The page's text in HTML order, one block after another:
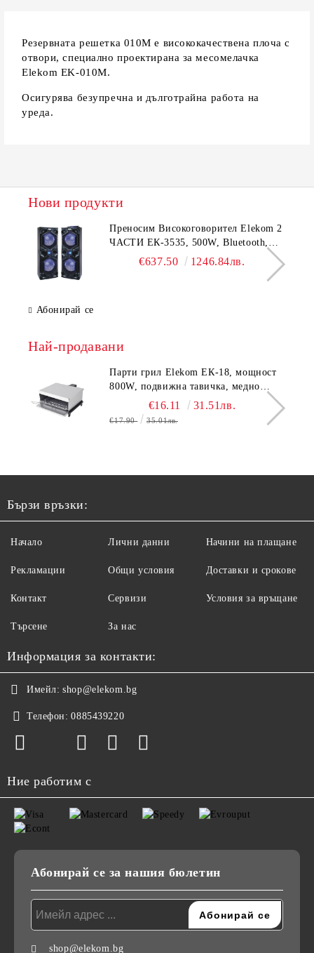
Резервната решетка 010M е висококачествена плоча с
отвори, специално проектирана за месомелачка
Elekom EK-010M.
Осигурява безупречна и дълготрайна работа на
уреда.
Нови продукти
Преносим Високоговорител Elekom 2
ЧАСТИ ЕК-3535, 500W, Bluetooth,
Bluetooth, USB, Караоке, 2
€637.50 1246.84лв.
Абонирай се
Най-продавани
Парти грил Elekom ЕК-18, мощност
800W, подвижна тавичка, медно
покритие на реотана
€16.11 31.51лв.
€17.90 35.01лв.
Бързи връзки:
Начало
Рекламации
Контакт
Търсене
Лични данни
Общи условия
Сервизи
За нас
Начини на плащане
Доставки и срокове
Условия за връщане
Информация за контакти:
Имейл: shop@elekom.bg
Телефон: 0885439220
Ние работим с
Абонирай се за нашия бюлетин
shop@elekom.bg